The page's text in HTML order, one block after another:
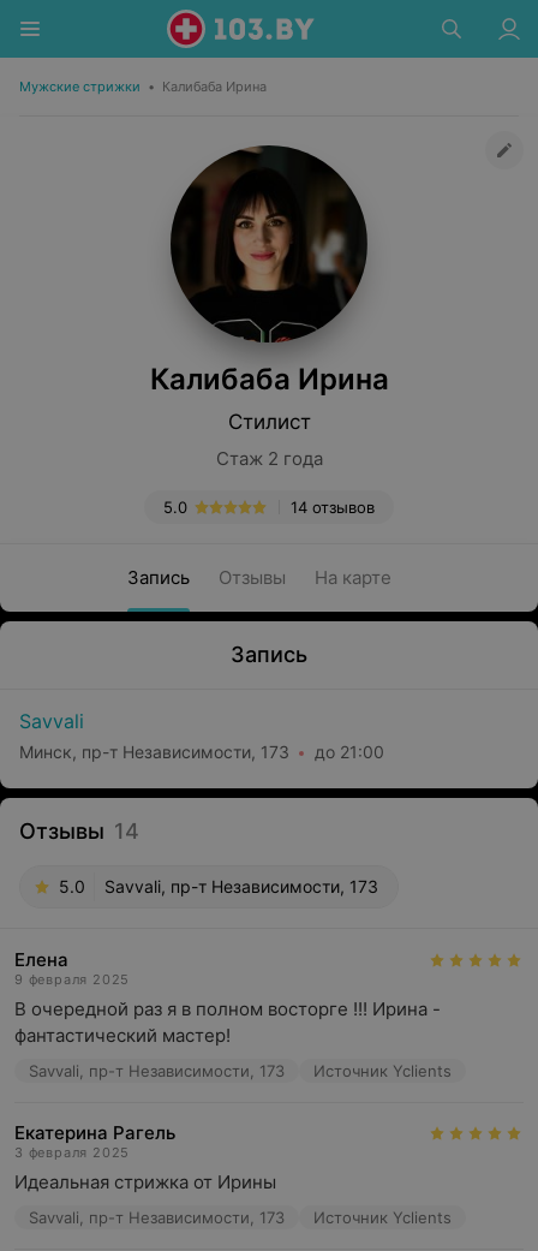
Мужские стрижки • Калибаба Ирина
Калибаба Ирина
Стилист
Стаж 2 года
14 отзывов
5.0
Запись Отзывы На карте
Запись
Savvali
Минск, пр-т Независимости, 173 до 21:00
Отзывы 14
5.0 Savvali, пр-т Независимости, 173
Елена
9 февраля 2025
В очередной раз я в полном восторге !!! Ирина -
фантастический мастер!
Savvali, пр-т Независимости, 173 Источник Yclients
Екатерина Рагель
3 февраля 2025
Идеальная стрижка от Ирины
Savvali, пр-т Независимости, 173 Источник Yclients